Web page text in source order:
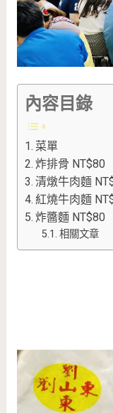
內容目錄
菜單
炸排骨 NT$80
清燉牛肉麵
紅燒牛肉麵
炸醬麵 NT$80
相關文章